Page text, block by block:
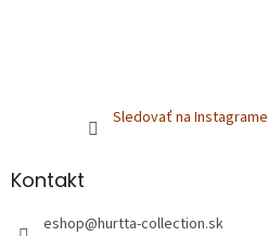
Sledovať na Instagrame
Kontakt
eshop@hurtta-collection.sk